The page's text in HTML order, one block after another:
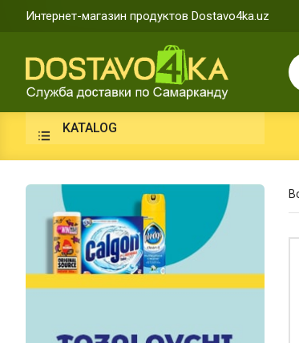
Интернет-магазин продуктов Dostavo4ka.uz
KATALOG